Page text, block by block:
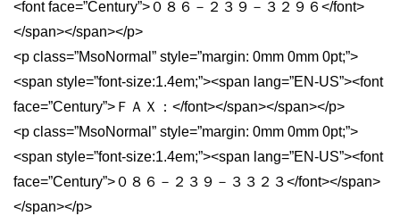
<font face=”Century”>０８６－２３９－３２９６</font>
</span></span></p>
<p class=”MsoNormal” style=”margin: 0mm 0mm 0pt;”>
<span style=”font-size:1.4em;”><span lang=”EN-US”><font
face=”Century”>ＦＡＸ：</font></span></span></p>
<p class=”MsoNormal” style=”margin: 0mm 0mm 0pt;”>
<span style=”font-size:1.4em;”><span lang=”EN-US”><font
face=”Century”>０８６－２３９－３３２３</font></span>
</span></p>